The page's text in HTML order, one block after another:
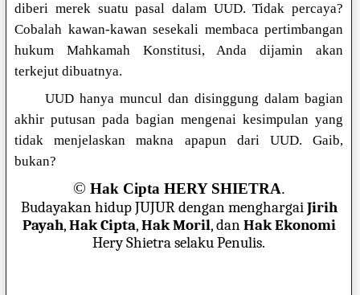
diberi merek suatu pasal dalam UUD. Tidak percaya?
Cobalah kawan-kawan sesekali membaca pertimbangan
hukum Mahkamah Konstitusi, Anda dijamin akan
terkejut dibuatnya.
UUD hanya muncul dan disinggung dalam bagian
akhir putusan pada bagian mengenai kesimpulan yang
tidak menjelaskan makna apapun dari UUD. Gaib,
bukan?
© Hak Cipta HERY SHIETRA.
Budayakan hidup JUJUR dengan menghargaiJirih
Payah,Hak Cipta,Hak Moril, danHak Ekonomi
Hery Shietra selaku Penulis.